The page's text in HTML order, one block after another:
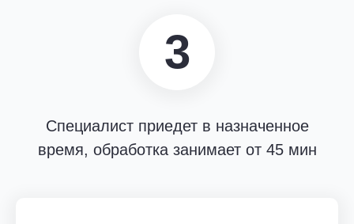
3
Специалист приедет в назначенное
время, обработка занимает от 45 мин